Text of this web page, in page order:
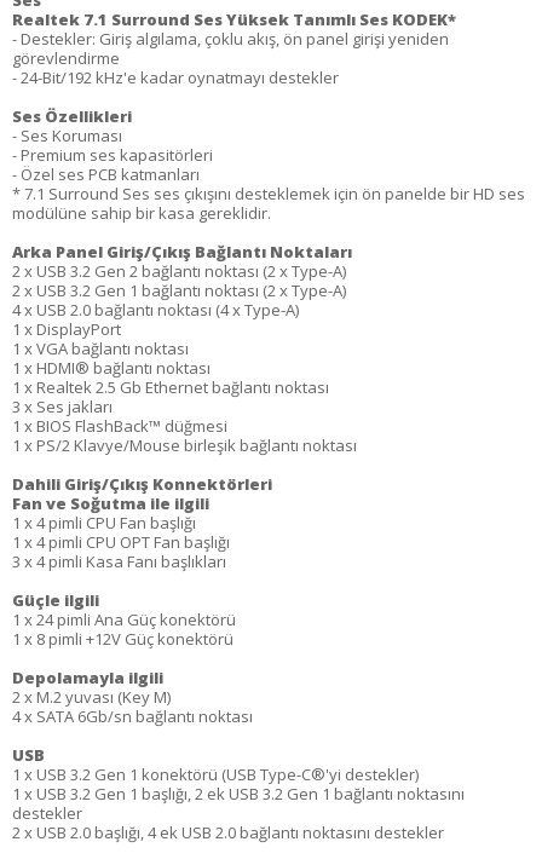
Realtek 7.1 Surround Ses Yüksek Tanımlı Ses KODEK*
- Destekler: Giriş algılama, çoklu akış, ön panel girişi yeniden
görevlendirme
- 24-Bit/192 kHz'e kadar oynatmayı destekler
Ses Özellikleri
- Ses Koruması
- Premium ses kapasitörleri
- Özel ses PCB katmanları
* 7.1 Surround Ses ses çıkışını desteklemek için ön panelde bir HD ses
modülüne sahip bir kasa gereklidir.
Arka Panel Giriş/Çıkış Bağlantı Noktaları
2 x USB 3.2 Gen 2 bağlantı noktası (2 x Type-A)
2 x USB 3.2 Gen 1 bağlantı noktası (2 x Type-A)
4 x USB 2.0 bağlantı noktası (4 x Type-A)
1 x DisplayPort
1 x VGA bağlantı noktası
1 x HDMI® bağlantı noktası
1 x Realtek 2.5 Gb Ethernet bağlantı noktası
3 x Ses jakları
1 x BIOS FlashBack™ düğmesi
1 x PS/2 Klavye/Mouse birleşik bağlantı noktası
Dahili Giriş/Çıkış Konnektörleri
Fan ve Soğutma ile ilgili
1 x 4 pimli CPU Fan başlığı
1 x 4 pimli CPU OPT Fan başlığı
3 x 4 pimli Kasa Fanı başlıkları
Güçle ilgili
1 x 24 pimli Ana Güç konektörü
1 x 8 pimli +12V Güç konektörü
Depolamayla ilgili
2 x M.2 yuvası (Key M)
4 x SATA 6Gb/sn bağlantı noktası
USB
1 x USB 3.2 Gen 1 konektörü (USB Type-C®'yi destekler)
1 x USB 3.2 Gen 1 başlığı, 2 ek USB 3.2 Gen 1 bağlantı noktasını
destekler
2 x USB 2.0 başlığı, 4 ek USB 2.0 bağlantı noktasını destekler